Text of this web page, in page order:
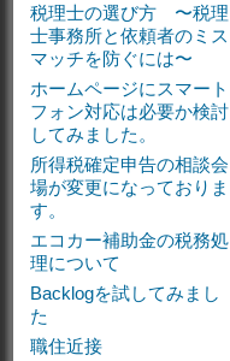
税理士の選び方 〜税理
士事務所と依頼者のミス
マッチを防ぐには〜
ホームページにスマート
フォン対応は必要か検討
してみました。
所得税確定申告の相談会
場が変更になっておりま
す。
エコカー補助金の税務処
理について
Backlogを試してみまし
た
職住近接